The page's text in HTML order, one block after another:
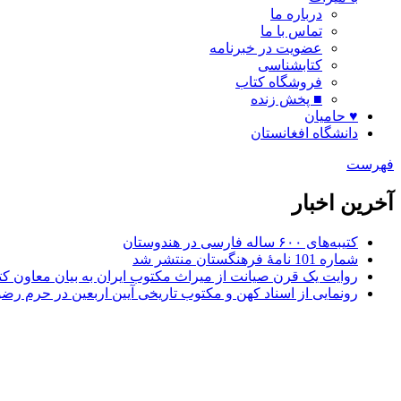
درباره ما
تماس با ما
عضویت در خبرنامه
کتابشناسی
فروشگاه کتاب
■ پخش زنده
♥ حامیان
دانشگاه افغانستان
فهرست
آخرین اخبار
کتیبه‌های ۶۰۰ ساله فارسی در هندوستان
شماره 101 نامۀ فرهنگستان منتشر شد
روایت یک قرن صیانت از میراث مکتوب ایران به بیان معاون
رونمایی از اسناد کهن و مکتوب تاریخی آیین اربعین در حرم